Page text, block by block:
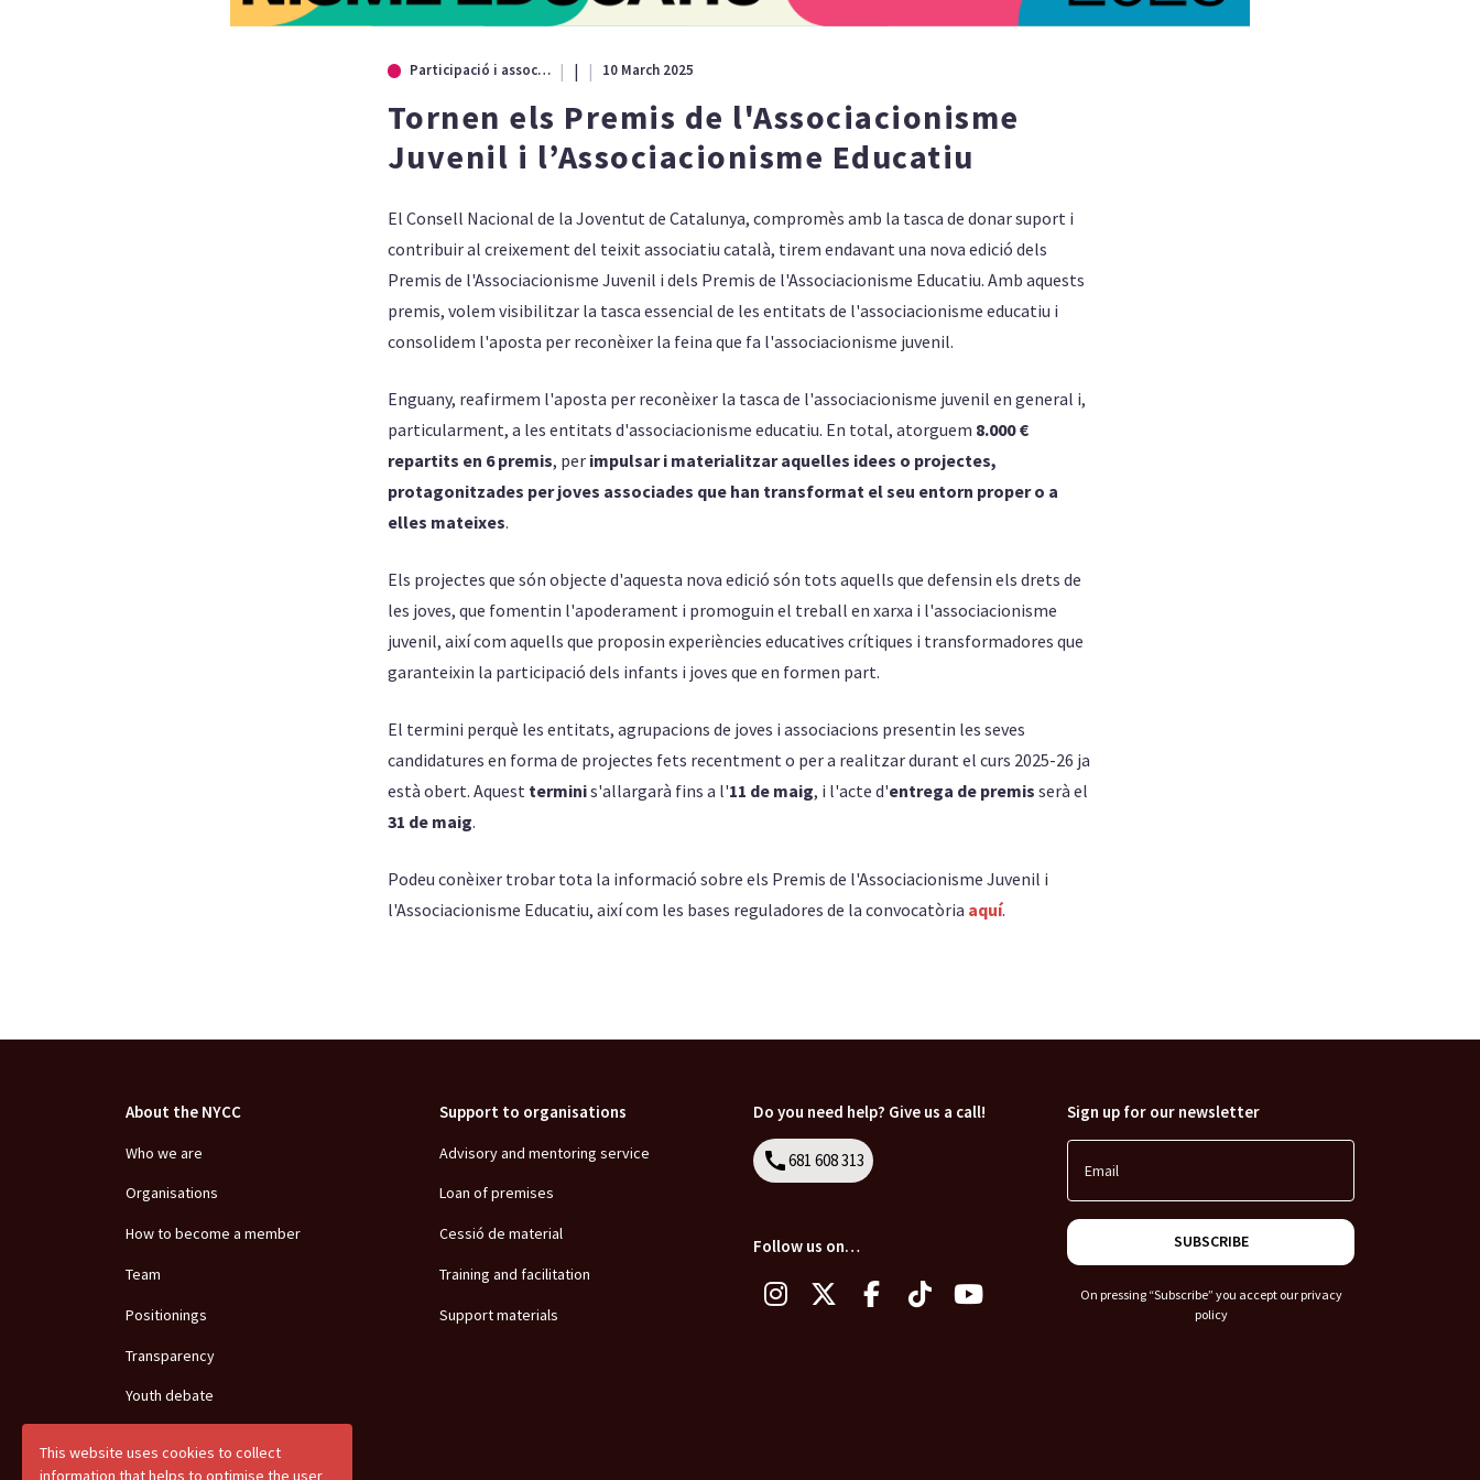
This website uses cookies to collect
information that helps to optimise the user
Participació i associacionisme | 10 March 2025
Tornen els Premis de l'Associacionisme
Juvenil i l’Associacionisme Educatiu
El Consell Nacional de la Joventut de Catalunya, compromès amb la tasca de donar suport i
contribuir al creixement del teixit associatiu català, tirem endavant una nova edició dels
Premis de l'Associacionisme Juvenil i dels Premis de l'Associacionisme Educatiu. Amb aquests
premis, volem visibilitzar la tasca essencial de les entitats de l'associacionisme educatiu i
consolidem l'aposta per reconèixer la feina que fa l'associacionisme juvenil.
Enguany, reafirmem l'aposta per reconèixer la tasca de l'associacionisme juvenil en general i,
particularment, a les entitats d'associacionisme educatiu. En total, atorguem 8.000 €
repartits en 6 premis, per impulsar i materialitzar aquelles idees o projectes,
protagonitzades per joves associades que han transformat el seu entorn proper o a
elles mateixes.
Els projectes que són objecte d'aquesta nova edició són tots aquells que defensin els drets de
les joves, que fomentin l'apoderament i promoguin el treball en xarxa i l'associacionisme
juvenil, així com aquells que proposin experiències educatives crítiques i transformadores que
garanteixin la participació dels infants i joves que en formen part.
El termini perquè les entitats, agrupacions de joves i associacions presentin les seves
candidatures en forma de projectes fets recentment o per a realitzar durant el curs 2025-26 ja
està obert. Aquest terminis'allargarà fins a l'11 de maig, i l'acte d'entrega de premis serà el
31 de maig.
Podeu conèixer trobar tota la informació sobre els Premis de l'Associacionisme Juvenil i
l'Associacionisme Educatiu, així com les bases reguladores de la convocatòria aquí.
About the NYCC
Who we are
Organisations
How to become a member
Team
Positionings
Transparency
Youth debate
Support to organisations
Advisory and mentoring service
Loan of premises
Cessió de material
Training and facilitation
Support materials
Do you need help? Give us a call!
call Call
681 608 313
Follow us on…
Sign up for our newsletter
Email
SUBSCRIBE
On pressing “Subscribe” you accept our privacy
policy